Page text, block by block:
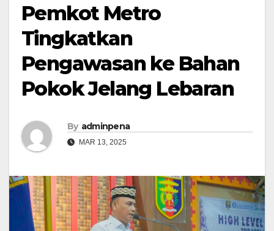
Pemkot Metro
Tingkatkan
Pengawasan ke Bahan
Pokok Jelang Lebaran
By adminpena
MAR 13, 2025